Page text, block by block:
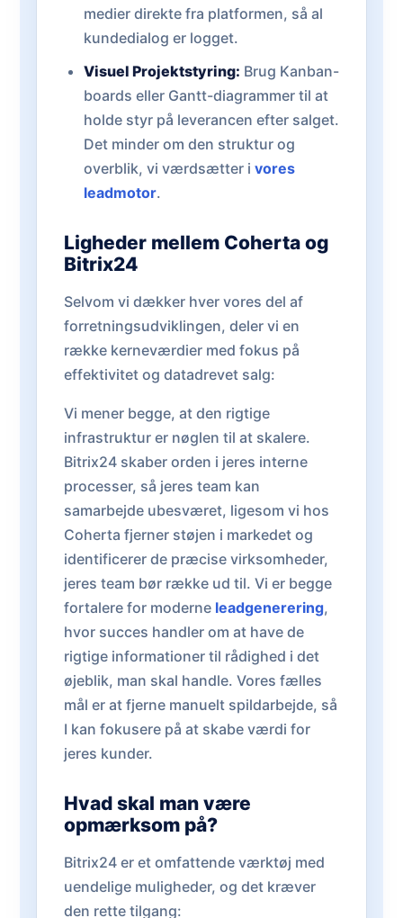
medier direkte fra platformen, så al
kundedialog er logget.
Visuel Projektstyring: Brug Kanban-
boards eller Gantt-diagrammer til at
holde styr på leverancen efter salget.
Det minder om den struktur og
overblik, vi værdsætter i vores
leadmotor.
Ligheder mellem Coherta og
Bitrix24
Selvom vi dækker hver vores del af
forretningsudviklingen, deler vi en
række kerneværdier med fokus på
effektivitet og datadrevet salg:
Vi mener begge, at den rigtige
infrastruktur er nøglen til at skalere.
Bitrix24 skaber orden i jeres interne
processer, så jeres team kan
samarbejde ubesværet, ligesom vi hos
Coherta fjerner støjen i markedet og
identificerer de præcise virksomheder,
jeres team bør række ud til. Vi er begge
fortalere for moderne leadgenerering,
hvor succes handler om at have de
rigtige informationer til rådighed i det
øjeblik, man skal handle. Vores fælles
mål er at fjerne manuelt spildarbejde, så
I kan fokusere på at skabe værdi for
jeres kunder.
Hvad skal man være
opmærksom på?
Bitrix24 er et omfattende værktøj med
uendelige muligheder, og det kræver
den rette tilgang: